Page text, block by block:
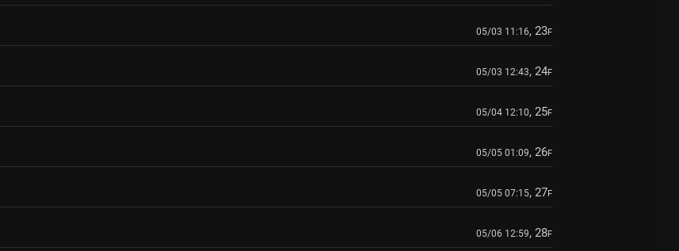
05/03 11:16, 23F
05/03 12:43, 24F
05/04 12:10, 25F
05/05 01:09, 26F
05/05 07:15, 27F
05/06 12:59, 28F